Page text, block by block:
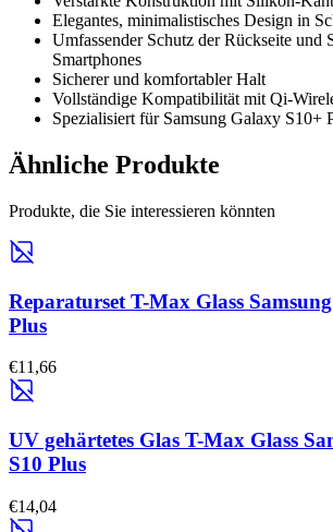
Elegantes, minimalistisches Design in
Umfassender Schutz der Rückseite und
Smartphones
Sicherer und komfortabler Halt
Vollständige Kompatibilität mit Qi-
Spezialisiert für Samsung Galaxy S10+
Ähnliche Produkte
Produkte, die Sie interessieren könnten
Reparaturset T-Max Glass
Plus
€11,66
UV gehärtetes Glas T-Max Glass
S10 Plus
€14,04